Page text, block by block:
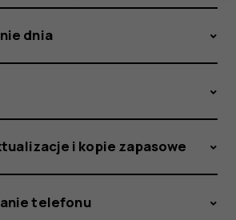
dnia
i kopie zapasowe
telefonu